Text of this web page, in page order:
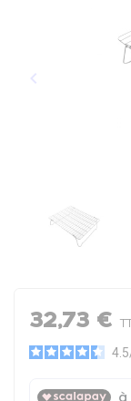
Précédent
keyboard_arrow_left
32,73 €
4.5